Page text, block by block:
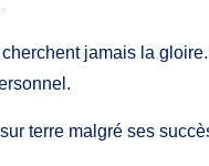
jamais la
terre malgré ses